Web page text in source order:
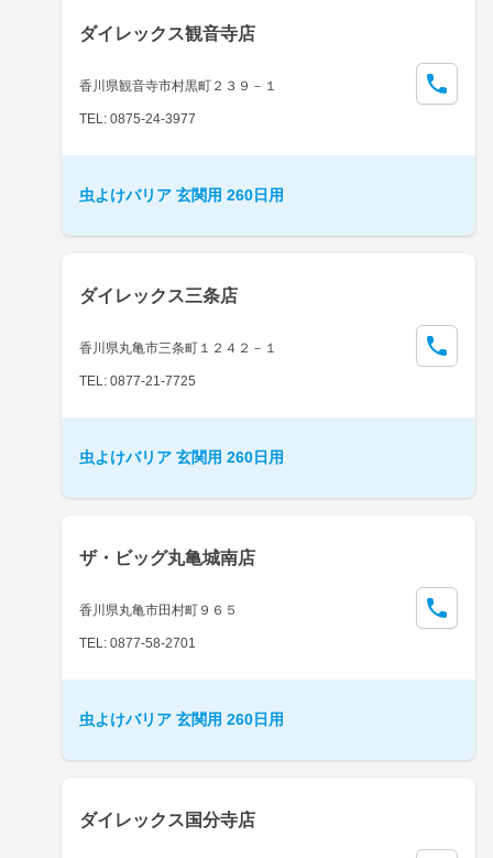
ダイレックス観音寺店
香川県観音寺市村黒町２３９－１
TEL: 0875-24-3977
虫よけバリア 玄関用 260日用
ダイレックス三条店
香川県丸亀市三条町１２４２－１
TEL: 0877-21-7725
虫よけバリア 玄関用 260日用
ザ・ビッグ丸亀城南店
香川県丸亀市田村町９６５
TEL: 0877-58-2701
虫よけバリア 玄関用 260日用
ダイレックス国分寺店